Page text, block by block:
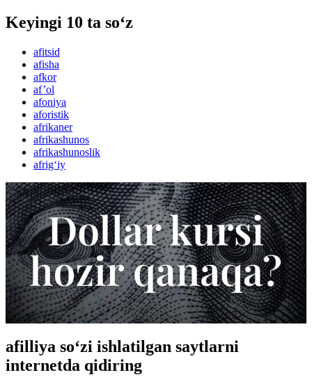
Keyingi 10 ta so‘z
afitsid
afisha
afkor
af’ol
afoniya
aforistik
afrikaner
afrikashunos
afrikashunoslik
afrig‘iy
afilliya so‘zi ishlatilgan saytlarni
internetda qidiring